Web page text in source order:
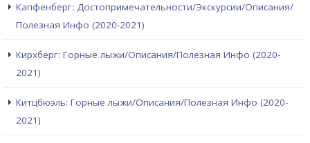
Капфенберг: Достопримечательности/Экскурсии/Описания/
Полезная Инфо (2020-2021)
Кирхберг: Горные лыжи/Описания/Полезная Инфо (2020-
2021)
Китцбюэль: Горные лыжи/Описания/Полезная Инфо (2020-
2021)